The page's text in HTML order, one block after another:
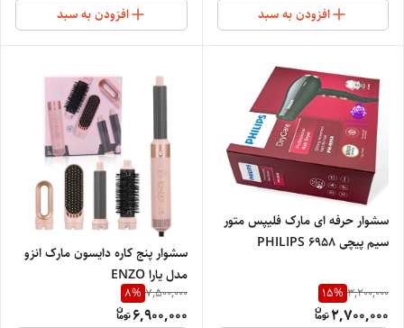
افزودن به سبد افزودن به سبد
سشوار حرفه ای مارک فلیپس متور
سیم پیچی PHILIPS 6958
3,200,000
15%
2,700,000
سشوار پنج کاره دایسون مارک انزو
مدل یارا ENZO
PROFESSIONAL
7,500,000
8%
6,900,000